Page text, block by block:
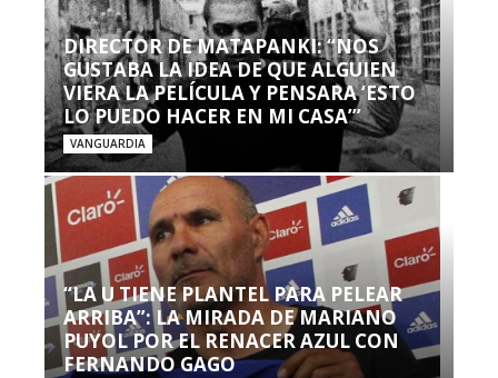
DIRECTOR DE MATAPANKI: “NOS
GUSTABA LA IDEA DE QUE ALGUIEN
VIERA LA PELÍCULA Y PENSARA ‘ESTO
LO PUEDO HACER EN MI CASA’”
VANGUARDIA
“LA U TIENE PLANTEL PARA PELEAR
ARRIBA”: LA MIRADA DE MARIANO
PUYOL POR EL RENACER AZUL CON
FERNANDO GAGO